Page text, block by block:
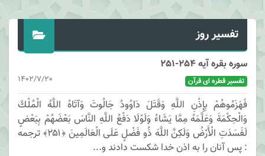
تفسیر روز
سوره بقره آیه 254-251
1402/7/20 تفسیر قطره ای قرآن
فَهَزَمُوهُمْ بِإِذْنِ اللَّهِ وَقَتَلَ دَاوُودُ جَالُوتَ وَآتَاهُ اللَّهُ الْمُلْكَ
وَالْحِكْمَةَ وَعَلَّمَهُ مِمَّا يَشَاءُ وَلَوْلَا دَفْعُ اللَّهِ النَّاسَ بَعْضَهُمْ بِبَعْضٍ
لَفَسَدَتِ الْأَرْضُ وَلَكِنَّ اللَّهَ ذُو فَضْلٍ عَلَى الْعَالَمِينَ ﴿۲۵۱﴾ ترجمه
: پس آنان را به اذن خدا شكست دادند و...